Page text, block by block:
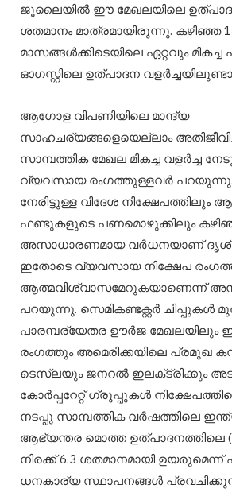
ജൂലൈയില്‍ ഈ മേഖലയിലെ
ശതമാനം മാത്രമായിരുന്നു. കഴിഞ്ഞ
മാസങ്ങള്‍ക്കിടെയിലെ ഏറ്റവും
ഓഗസ്റ്റിലെ ഉത്പാദന
ആഗോള വിപണിയിലെ മാന്ദ്യ
സാഹചര്യങ്ങളെയെല്ലാം
സാമ്പത്തിക മേഖല മികച്ച വളര്‍ച്ച
വ്യവസായ രംഗത്തുള്ളവര്‍ പറയുന്നു.
നേരിട്ടുള്ള വിദേശ നിക്ഷേപത്തിലും
ഫണ്ടുകളുടെ പണമൊഴുക്കിലും
അസാധാരണമായ വർധനയാണ്
ഇതോടെ വ്യവസായ നിക്ഷേപ
ആത്മവിശ്വാസമേറുകയാണെന്ന്
പറയുന്നു. സെമികണ്ടക്റ്റര്‍ ചിപ്പുകള്‍
പാരമ്പര്യേതര ഊര്‍ജ മേഖലയിലും
രംഗത്തും അമെരിക്കയിലെ പ്രമുഖ
ടെസ്‌ലയും ജനറല്‍ ഇലക്‌ട്രിക്കും
കോര്‍പ്പറേറ്റ് ഗ്രൂപ്പുകള്‍
നടപ്പു സാമ്പത്തിക വര്‍ഷത്തിലെ
ആഭ്യന്തര മൊത്ത ഉത്പാദനത്തിലെ
നിരക്ക് 6.3 ശതമാനമായി
ധനകാര്യ സ്ഥാപനങ്ങള്‍